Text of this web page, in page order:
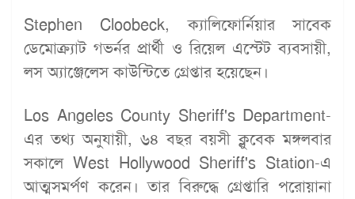
Stephen Cloobeck, ক্যালিফোর্নিয়ার সাবেক
ডেমোক্র্যাট গভর্নর প্রার্থী ও রিয়েল এস্টেট ব্যবসায়ী,
লস অ্যাঞ্জেলেস কাউন্টিতে গ্রেপ্তার হয়েছেন।
Los Angeles County Sheriff's Department-
এর তথ্য অনুযায়ী, ৬৪ বছর বয়সী ক্লুবেক মঙ্গলবার
সকালে West Hollywood Sheriff's Station-এ
আত্মসমর্পণ করেন। তার বিরুদ্ধে গ্রেপ্তারি পরোয়ানা